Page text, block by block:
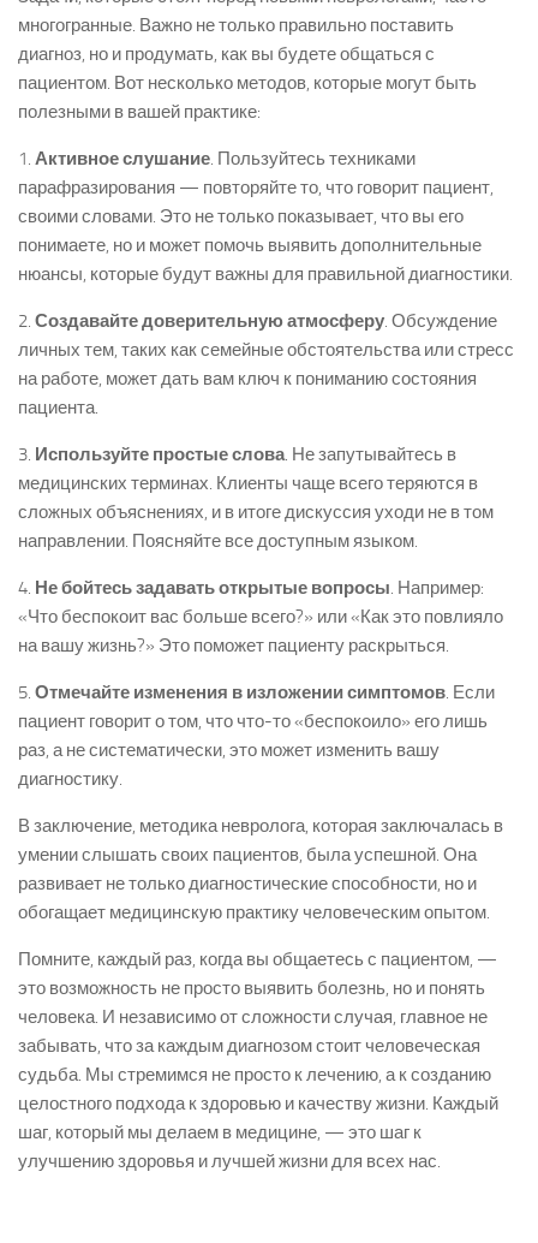
многогранные. Важно не только правильно поставить
диагноз, но и продумать, как вы будете общаться с
пациентом. Вот несколько методов, которые могут быть
полезными в вашей практике:
1. Активное слушание. Пользуйтесь техниками
парафразирования — повторяйте то, что говорит пациент,
своими словами. Это не только показывает, что вы его
понимаете, но и может помочь выявить дополнительные
нюансы, которые будут важны для правильной диагностики.
2. Создавайте доверительную атмосферу. Обсуждение
личных тем, таких как семейные обстоятельства или стресс
на работе, может дать вам ключ к пониманию состояния
пациента.
3. Используйте простые слова. Не запутывайтесь в
медицинских терминах. Клиенты чаще всего теряются в
сложных объяснениях, и в итоге дискуссия уходи не в том
направлении. Поясняйте все доступным языком.
4. Не бойтесь задавать открытые вопросы. Например:
«Что беспокоит вас больше всего?» или «Как это повлияло
на вашу жизнь?» Это поможет пациенту раскрыться.
5. Отмечайте изменения в изложении симптомов. Если
пациент говорит о том, что что-то «беспокоило» его лишь
раз, а не систематически, это может изменить вашу
диагностику.
В заключение, методика невролога, которая заключалась в
умении слышать своих пациентов, была успешной. Она
развивает не только диагностические способности, но и
обогащает медицинскую практику человеческим опытом.
Помните, каждый раз, когда вы общаетесь с пациентом, —
это возможность не просто выявить болезнь, но и понять
человека. И независимо от сложности случая, главное не
забывать, что за каждым диагнозом стоит человеческая
судьба. Мы стремимся не просто к лечению, а к созданию
целостного подхода к здоровью и качеству жизни. Каждый
шаг, который мы делаем в медицине, — это шаг к
улучшению здоровья и лучшей жизни для всех нас.